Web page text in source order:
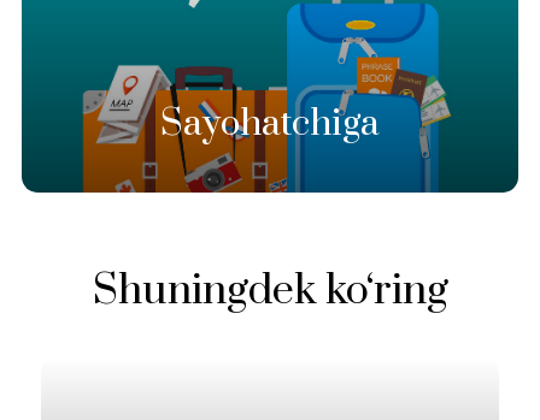
Sayohatchiga
Shuningdek ko‘ring